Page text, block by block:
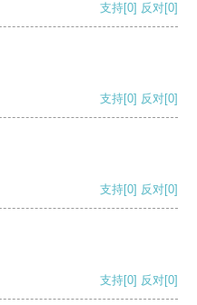
支持[0] 反对[0]
支持[0] 反对[0]
支持[0] 反对[0]
支持[0] 反对[0]